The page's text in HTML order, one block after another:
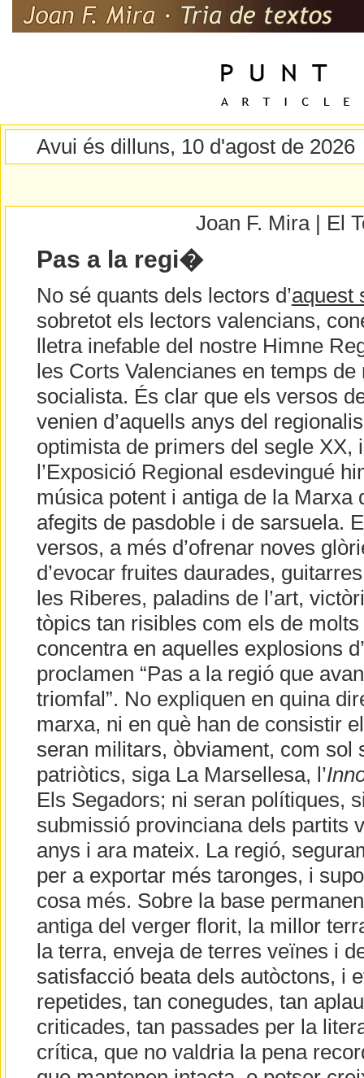
Avui és dilluns, 10 d'agost de 2026
Joan F. Mira | El
Pas a la regi�
No sé quants dels lectors d’aquest
sobretot els lectors valencians,
lletra inefable del nostre Himne
les Corts Valencianes en temps
socialista. És clar que els versos
venien d’aquells anys del
optimista de primers del segle XX,
l’Exposició Regional esdevingué
música potent i antiga de la Marxa
afegits de pasdoble i de sarsuela.
versos, a més d’ofrenar noves
d’evocar fruites daurades,
les Riberes, paladins de l’art,
tòpics tan risibles com els de
concentra en aquelles explosions
proclamen “Pas a la regió que
triomfal”. No expliquen en quina
marxa, ni en què han de consistir
seran militars, òbviament, com sol
patriòtics, siga La Marsellesa, l’
Els Segadors; ni seran polítiques,
submissió provinciana dels partits
anys i ara mateix. La regió,
per a exportar més taronges, i
cosa més. Sobre la base
antiga del verger florit, la millor
la terra, enveja de terres veïnes i
satisfacció beata dels autòctons, i
repetides, tan conegudes, tan
criticades, tan passades per la
crítica, que no valdria la pena